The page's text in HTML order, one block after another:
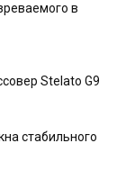
в
Stelato G9
стабильного